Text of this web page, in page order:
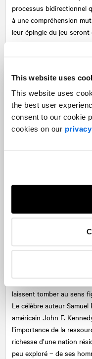
This website uses
This website uses
the best user
consent to our cookie
cookies on our
processus bidirectionnel
à une compréhension
leur épingle du jeu
transparente et qui
témoigneront très peu
montreront peu flexibles.
On fait quoi?
Les employés
ont maintenant le choix
Les organisations qui
pratique ce que l’on
suffira plus.
Alors que nous devrons
situations au sens
laissent tomber au sens
Le célèbre auteur
américain John F.
l’importance de la
richesse d’une nation
peu exploré – de ses